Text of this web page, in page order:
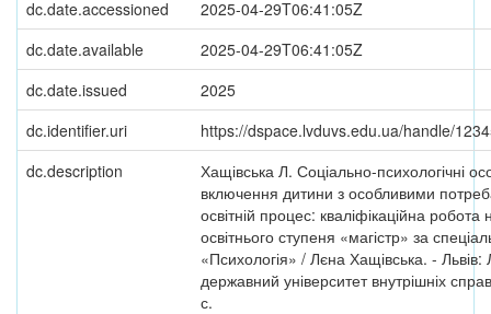
dc.date.accessioned
2025-04-29T06:41:05Z
dc.date.available
2025-04-29T06:41:05Z
dc.date.issued
2025
dc.identifier.uri
https://dspace.lvduvs.edu.ua/handle/
dc.description
Хащівська Л. Соціально-психологічні
включення дитини з особливими
освітній процес: кваліфікаційна робота
освітнього ступеня «магістр» за
«Психологія» / Лєна Хащівська. - Львів:
державний університет внутрішніх
с.